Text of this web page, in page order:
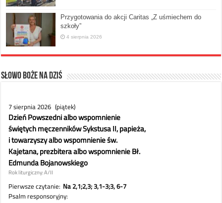
Przygotowania do akcji Caritas „Z uśmiechem do
szkoły”
4 sierpnia 2026
Słowo Boże na dziś